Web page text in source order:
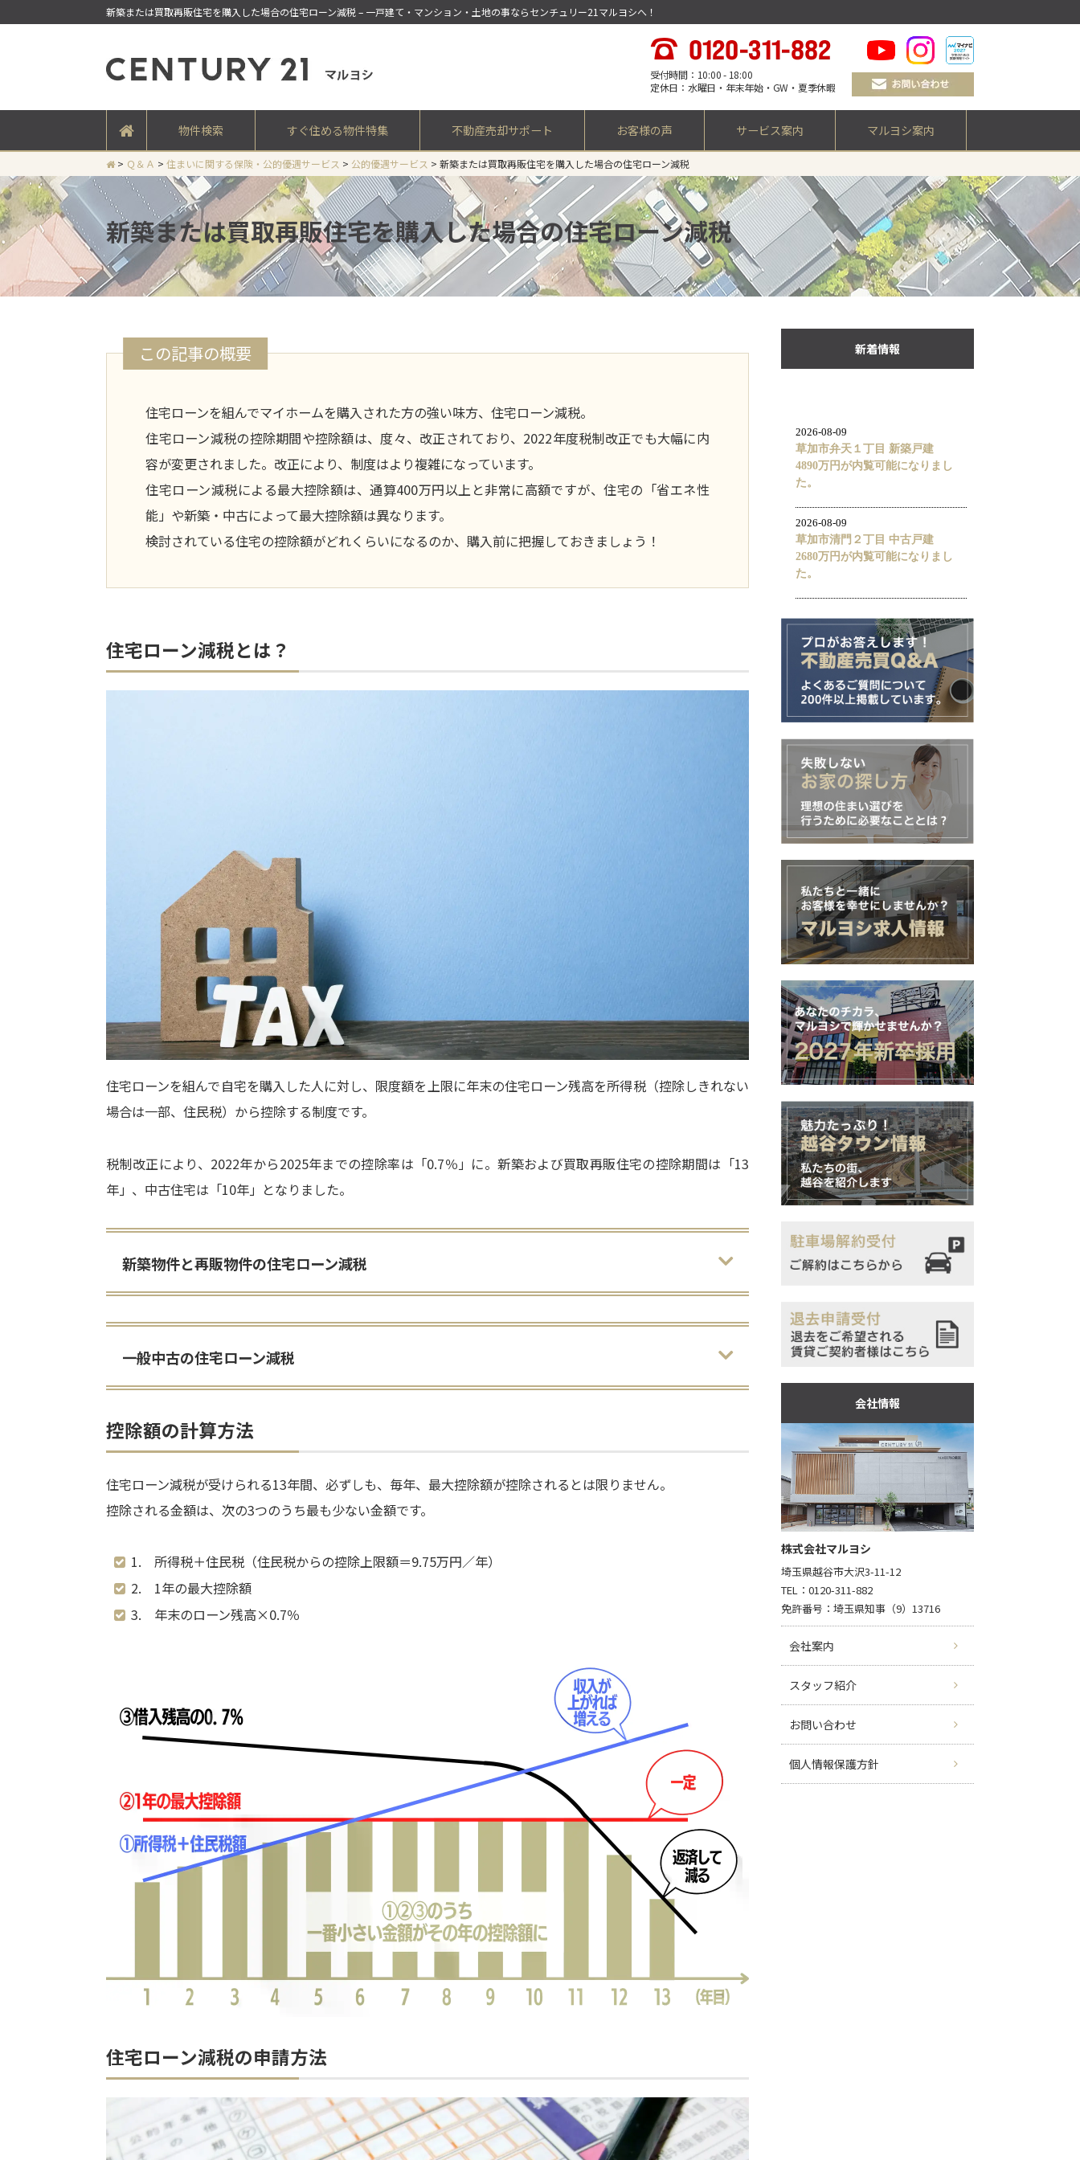
新築または買取再販住宅を購入した場合の住宅ローン減税 – 一戸建て・マンション・土地の事ならセンチュリー21マルヨシへ！
受付時間：10:00 - 18:00
定休日：水曜日・年末年始・GW・夏季休暇
物件検索 すぐ住める物件特集 不動産売却サポート お客様の声 サービス案内 マルヨシ案内
> Ｑ＆Ａ > 住まいに関する保険・公的優遇サービス > 公的優遇サービス > 新築または買取再販住宅を購入した場合の住宅ローン減税
新築または買取再販住宅を購入した場合の住宅ローン減税
この記事の概要
住宅ローンを組んでマイホームを購入された方の強い味方、住宅ローン減税。
住宅ローン減税の控除期間や控除額は、度々、改正されており、2022年度税制改正でも大幅に内
容が変更されました。改正により、制度はより複雑になっています。
住宅ローン減税による最大控除額は、通算400万円以上と非常に高額ですが、住宅の「省エネ性
能」や新築・中古によって最大控除額は異なります。
検討されている住宅の控除額がどれくらいになるのか、購入前に把握しておきましょう！
住宅ローン減税とは？
住宅ローンを組んで自宅を購入した人に対し、限度額を上限に年末の住宅ローン残高を所得税（控除しきれない
場合は一部、住民税）から控除する制度です。
税制改正により、2022年から2025年までの控除率は「0.7％」に。新築および買取再販住宅の控除期間は「13
年」、中古住宅は「10年」となりました。
新築物件と再販物件の住宅ローン減税
一般中古の住宅ローン減税
控除額の計算方法
住宅ローン減税が受けられる13年間、必ずしも、毎年、最大控除額が控除されるとは限りません。
控除される金額は、次の3つのうち最も少ない金額です。
1. 所得税＋住民税（住民税からの控除上限額＝9.75万円／年）
2. 1年の最大控除額
3. 年末のローン残高×0.7％
住宅ローン減税の申請方法
新着情報
会社情報
株式会社マルヨシ
埼玉県越谷市大沢3-11-12
TEL：0120-311-882
免許番号：埼玉県知事（9）13716
会社案内
スタッフ紹介
お問い合わせ
個人情報保護方針